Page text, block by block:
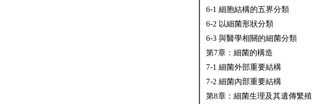
6-1 細胞結構的五界分類
6-2 以細菌形狀分類
6-3 與醫學相關的細菌分類
第7章：細菌的構造
7-1 細菌外部重要結構
7-2 細菌內部重要結構
第8章：細菌生理及其遺傳繁殖